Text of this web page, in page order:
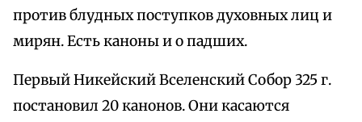
против блудных поступков духовных лиц и
мирян. Есть каноны и о падших.
Первый Никейский Вселенский Собор 325 г.
постановил 20 канонов. Они касаются